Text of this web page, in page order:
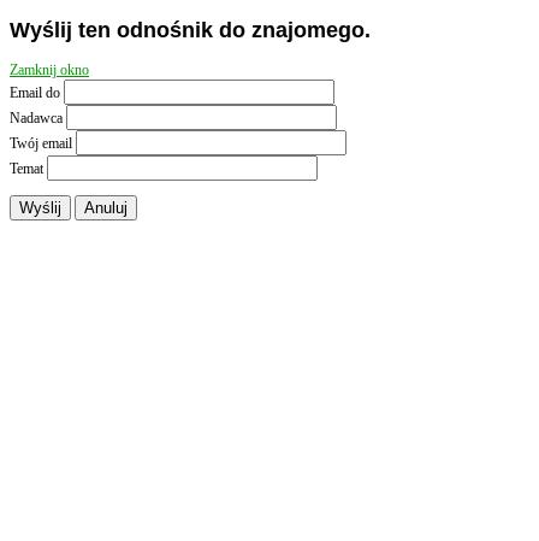
Wyślij ten odnośnik do znajomego.
Zamknij okno
Email do
Nadawca
Twój email
Temat
Wyślij Anuluj